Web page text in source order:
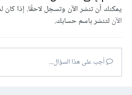
يمكنك أن تنشر الآن وتسجل لاحقًا. إذا
الآنلتنشر باسم حسابك.
أجب على هذا السؤال...